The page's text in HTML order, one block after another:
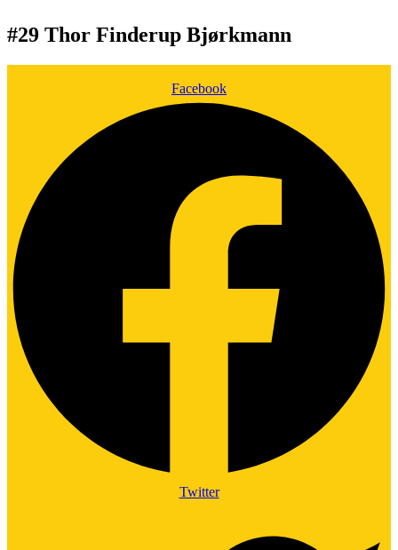
#29 Thor Finderup Bjørkmann
Facebook
Twitter